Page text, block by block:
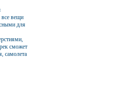
все вещи
для
сможет
самолета